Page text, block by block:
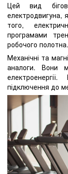
Цей вид
електродвигуна,
того,
програмами
робочого полотна.
Механічні та
аналоги. Вони
підключення до